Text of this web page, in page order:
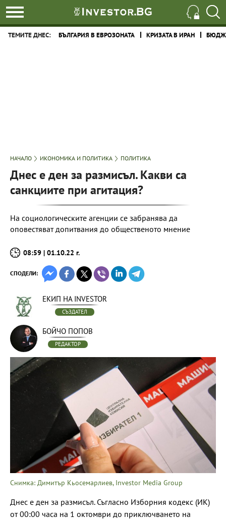
ТЕМИТЕ ДНЕС: БЪЛГАРИЯ В ЕВРОЗОНАТА КРИЗАТА В ИРАН
НАЧАЛО ИКОНОМИКА И ПОЛИТИКА ПОЛИТИКА
Днес е ден за размисъл. Какви са
санкциите при агитация?
На социологическите агенции се забранява да
оповестяват допитвания до общественото мнение
08:59 | 01.10.22 г.
СПОДЕЛИ:
ЕКИП НА INVESTOR
СЪЗДАТЕЛ
БОЙЧО ПОПОВ
РЕДАКТОР
Снимка: Димитър Кьосемарлиев, Investor Media Group
Днес е ден за размисъл. Съгласно Изборния кодекс (ИК)
от 00:00 часа на 1 октомври до приключването на